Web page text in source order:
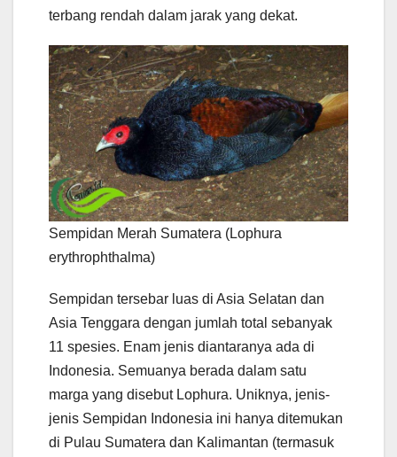
terbang rendah dalam jarak yang dekat.
Sempidan Merah Sumatera (Lophura
erythrophthalma)
Sempidan tersebar luas di Asia Selatan dan
Asia Tenggara dengan jumlah total sebanyak
11 spesies. Enam jenis diantaranya ada di
Indonesia. Semuanya berada dalam satu
marga yang disebut Lophura. Uniknya, jenis-
jenis Sempidan Indonesia ini hanya ditemukan
di Pulau Sumatera dan Kalimantan (termasuk